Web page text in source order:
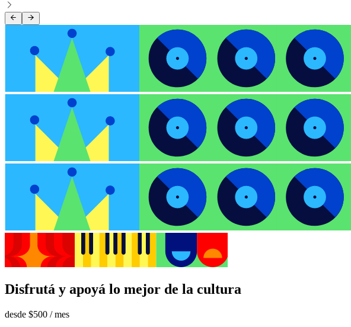
Disfrutá y apoyá lo mejor de la cultura
desde $500 / mes